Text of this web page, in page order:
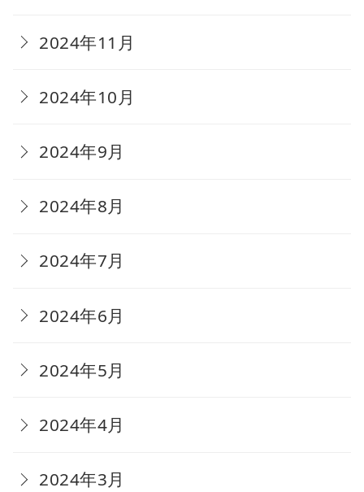
2024年11月
2024年10月
2024年9月
2024年8月
2024年7月
2024年6月
2024年5月
2024年4月
2024年3月